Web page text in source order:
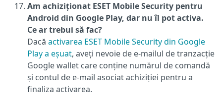
Am achiziționat ESET Mobile Security pentru
Android din Google Play, dar nu îl pot activa.
Ce ar trebui să fac?
Dacă activarea ESET Mobile Security din Google
Play a eșuat, aveți nevoie de e-mailul de tranzacție
Google wallet care conține numărul de comandă
și contul de e-mail asociat achiziției pentru a
finaliza activarea.